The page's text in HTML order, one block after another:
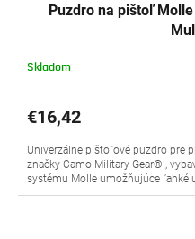
Puzdro na pištoľ
Skladom
€16,42
Univerzálne pištoľové puzdro pre
značky Camo Military Gear® ,
systému Molle umožňujúce ľahké